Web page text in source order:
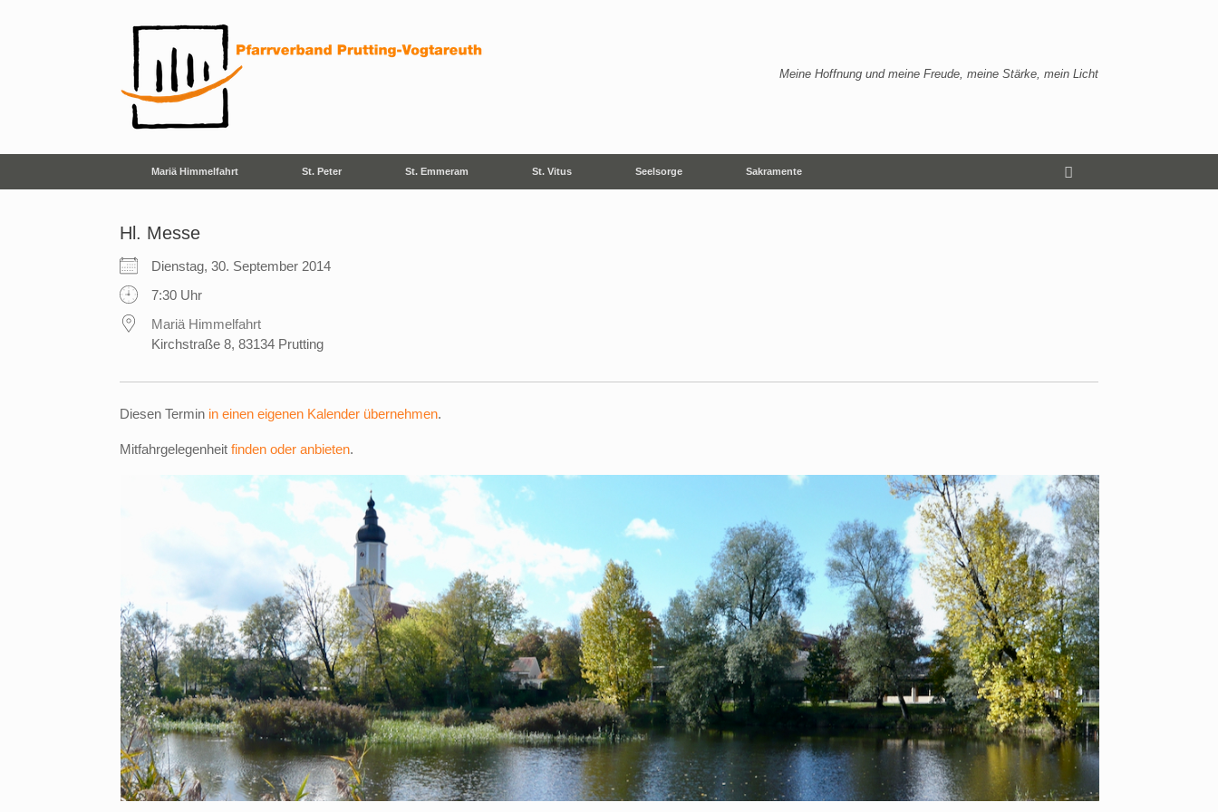
Meine Hoffnung und meine Freude, meine Stärke, mein Licht
Mariä Himmelfahrt St. Peter St. Emmeram St. Vitus Seelsorge Sakramente
Hl. Messe
Dienstag, 30. September 2014
7:30 Uhr
Mariä Himmelfahrt
Kirchstraße 8, 83134 Prutting
Diesen Termin in einen eigenen Kalender übernehmen.
Mitfahrgelegenheit finden oder anbieten.